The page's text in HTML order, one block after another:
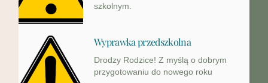
szkolnym.
Wyprawka przedszkolna
Drodzy Rodzice! Z myślą o dobrym
przygotowaniu do nowego roku